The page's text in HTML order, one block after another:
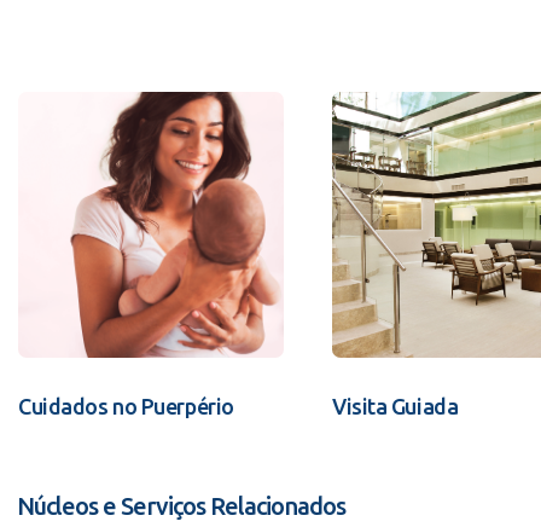
Cuidados no Puerpério Visita Guiada
Núcleos e Serviços Relacionados